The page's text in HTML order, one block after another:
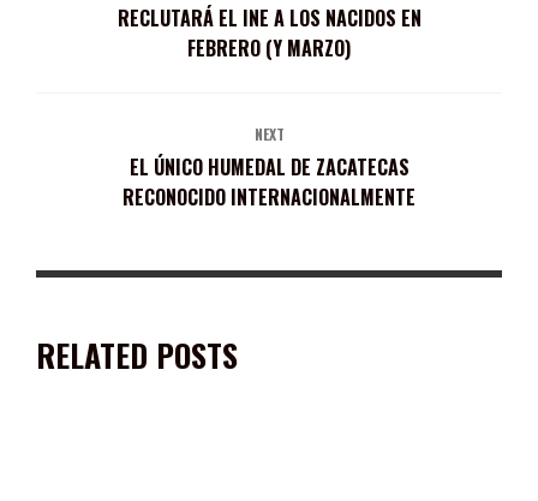
RECLUTARÁ EL INE A LOS NACIDOS EN
FEBRERO (Y MARZO)
NEXT
EL ÚNICO HUMEDAL DE ZACATECAS
RECONOCIDO INTERNACIONALMENTE
RELATED POSTS